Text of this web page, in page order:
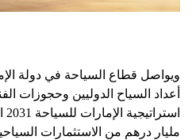
ويواصل قطاع السياحة في دولة
أعداد السياح الدوليين وحجوزات
مليار درهم من الاستثمارات